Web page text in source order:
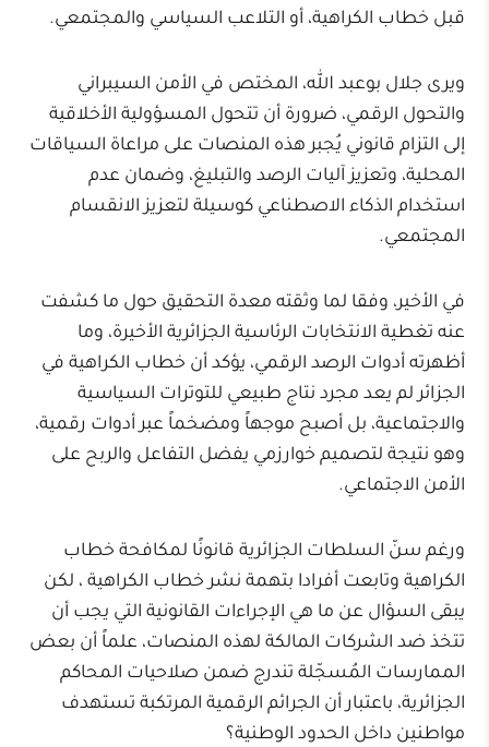
قبل خطاب الكراهية، أو التلاعب السياسي والمجتمعي.
ويرى جلال بوعبد الله، المختص في الأمن السيبراني
والتحول الرقمي، ضرورة أن تتحول المسؤولية الأخلاقية
إلى التزام قانوني يُجبر هذه المنصات على مراعاة السياقات
المحلية، وتعزيز آليات الرصد والتبليغ، وضمان عدم
استخدام الذكاء الاصطناعي كوسيلة لتعزيز الانقسام
المجتمعي.
في الأخير، وفقا لما وثقته معدة التحقيق حول ما كشفت
عنه تغطية الانتخابات الرئاسية الجزائرية الأخيرة، وما
أظهرته أدوات الرصد الرقمي، يؤكد أن خطاب الكراهية في
الجزائر لم يعد مجرد نتاج طبيعي للتوترات السياسية
والاجتماعية، بل أصبح موجهاً ومضخماً عبر أدوات رقمية،
وهو نتيجة لتصميم خوارزمي يفضل التفاعل والربح على
الأمن الاجتماعي.
ورغم سنّ السلطات الجزائرية قانونًا لمكافحة خطاب
الكراهية وتابعت أفرادا بتهمة نشر خطاب الكراهية ، لكن
يبقى السؤال عن ما هي الإجراءات القانونية التي يجب أن
تتخذ ضد الشركات المالكة لهذه المنصات، علماً أن بعض
الممارسات المُسجّلة تندرج ضمن صلاحيات المحاكم
الجزائرية، باعتبار أن الجرائم الرقمية المرتكبة تستهدف
مواطنين داخل الحدود الوطنية؟